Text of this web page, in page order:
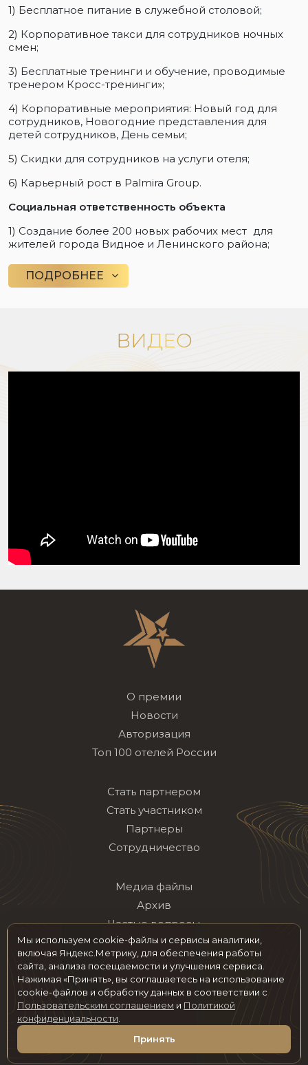
1) Бесплатное питание в служебной столовой;
2) Корпоративное такси для сотрудников ночных
смен;
3) Бесплатные тренинги и обучение, проводимые
тренером Кросс-тренинги»;
4) Корпоративные мероприятия: Новый год для
сотрудников, Новогодние представления для
детей сотрудников, День семьи;
5) Скидки для сотрудников на услуги отеля;
6) Карьерный рост в Palmira Group.
Социальная ответственность объекта
1) Создание более 200 новых рабочих мест для
жителей города Видное и Ленинского района;
ПОДРОБНЕЕ
ВИДЕО
О премии
Новости
Авторизация
Топ 100 отелей России
Стать партнером
Стать участником
Партнеры
Сотрудничество
Медиа файлы
Архив
Частые вопросы
Контакты
Мы в социальных сетях
© 2026 hotelawards.ru Все права защищены
Пользовательское соглашение
Политика конфиденциальности
Мы используем cookie-файлы и сервисы аналитики,
включая Яндекс.Метрику, для обеспечения работы
сайта, анализа посещаемости и улучшения сервиса.
Нажимая «Принять», вы соглашаетесь на использование
cookie-файлов и обработку данных в соответствии с
Пользовательским соглашением и Политикой
конфиденциальности
Принять